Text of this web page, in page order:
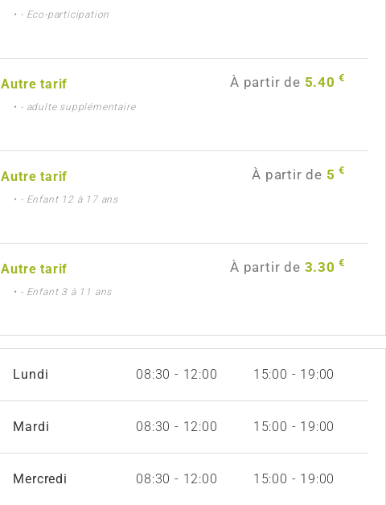
• - Eco-participation
Autre tarif À partir de 5.40 €
• - adulte supplémentaire
Autre tarif À partir de 5 €
• - Enfant 12 à 17 ans
Autre tarif À partir de 3.30 €
• - Enfant 3 à 11 ans
Lundi 08:30 - 12:00 15:00 - 19:00
Mardi 08:30 - 12:00 15:00 - 19:00
Mercredi 08:30 - 12:00 15:00 - 19:00